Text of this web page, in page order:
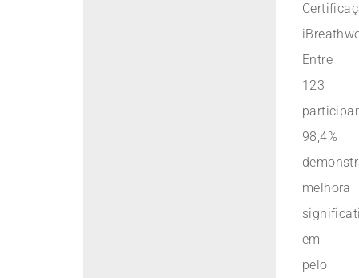
Entre
123
98,4%
melhora
em
pelo